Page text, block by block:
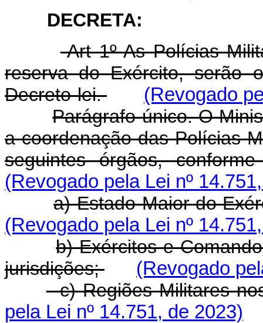
DECRETA:
Art 1º As Polícias
reserva do Exército, serão
Decreto-lei.
(Revogado
Parágrafo único. O
a coordenação das Polícias
seguintes órgãos,
(Revogado pela Lei nº
a) Estado-Maior do
(Revogado pela Lei nº
b) Exércitos e
jurisdições;
(Revogado
c) Regiões Militares
pela Lei nº 14.751, de 2023)